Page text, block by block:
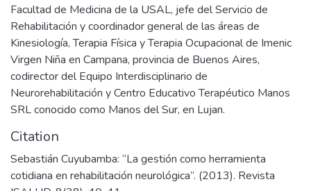
Facultad de Medicina de la USAL, jefe del Servicio de
Rehabilitación y coordinador general de las áreas de
Kinesiología, Terapia Física y Terapia Ocupacional de Imenic
Virgen Niña en Campana, provincia de Buenos Aires,
codirector del Equipo Interdisciplinario de
Neurorehabilitación y Centro Educativo Terapéutico Manos
SRL conocido como Manos del Sur, en Lujan.
Citation
Sebastián Cuyubamba: “La gestión como herramienta
cotidiana en rehabilitación neurológica”. (2013). Revista